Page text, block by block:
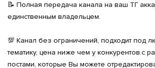
📝 Полная передача канала на ваш ТГ
единственным владельцем.
💯 Канал без ограничений, подходит под
тематику, цена ниже чем у конкурентов.с
постами, которые Вы можете